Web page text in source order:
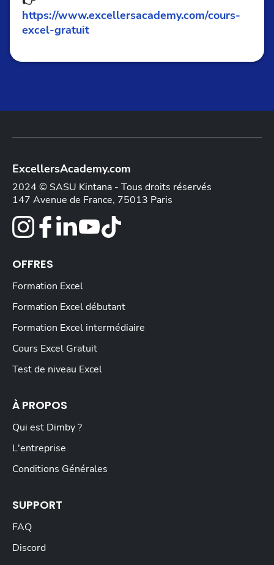
https://www.excellersacademy.com/cours-
excel-gratuit
ExcellersAcademy.com
2024 © SASU Kintana - Tous droits réservés
147 Avenue de France, 75013 Paris
OFFRES
Formation Excel
Formation Excel débutant
Formation Excel intermédiaire
Cours Excel Gratuit
Test de niveau Excel
À PROPOS
Qui est Dimby ?
L'entreprise
Conditions Générales
SUPPORT
FAQ
Discord